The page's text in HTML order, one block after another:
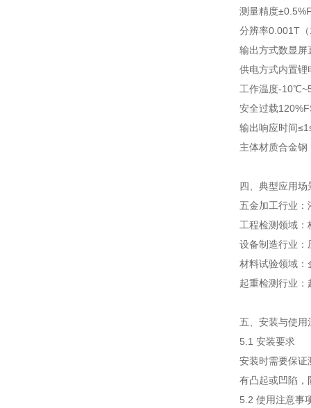
测量精度
分辨率0.001T
输出方式数显屏
供电方式内置锂
工作温度-
安全过载
输出响应时间
主体材质合金钢
四、典型应用场
五金加工行业
工程检测领域：
设备制造行业：
材料试验领域：
起重检测行业
五、安装与使用
5.1 安装要求
安装时需要保证
有凸起或凹陷，
5.2 使用注意事